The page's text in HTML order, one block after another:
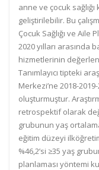
anne ve çocuk
geliştirilebilir. Bu
Çocuk Sağlığı ve Aile
2020 yılları arasında
hizmetlerinin
Tanımlayıcı tipteki
Merkezi’ne 2018-
oluşturmuştur.
retrospektif olarak
grubunun yaş
eğitim düzeyi
%46,2’si ≥35 yaş
planlaması yöntemi